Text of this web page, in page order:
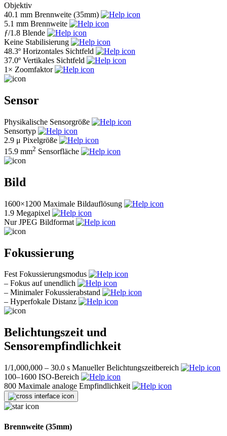
Objektiv
40.1 mm Brennweite (35mm)
5.1 mm Brennweite
ƒ/1.8 Blende
Keine Stabilisierung
48.3º Horizontales Sichtfeld
37.0º Vertikales Sichtfeld
1× Zoomfaktor
Sensor
Physikalische Sensorgröße
Sensortyp
2.9 μ Pixelgröße
15.9 mm2 Sensorfläche
Bild
1600×1200 Maximale Bildauflösung
1.9 Megapixel
Nur JPEG Bildformat
Fokussierung
FestFokussierungsmodus
– Fokus auf unendlich
– Minimaler Fokussierabstand
– Hyperfokale Distanz
Belichtungszeit und
Sensorempfindlichkeit
1/1,000,000 – 30.0 s Manueller Belichtungszeitbereich
100–1600 ISO-Bereich
800 Maximale analoge Empfindlichkeit
Brennweite (35mm)